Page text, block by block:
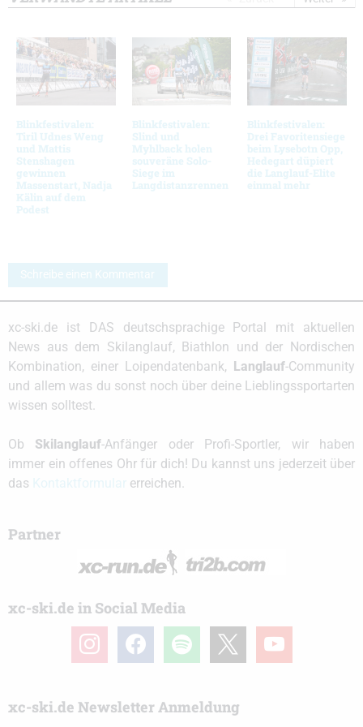
Blinkfestivalen:
Tiril Udnes Weng
und Mattis
Stenshagen
gewinnen
Massenstart, Nadja
Kälin auf dem
Podest
Blinkfestivalen:
Slind und
Myhlback holen
souveräne Solo-
Siege im
Langdistanzrennen
Blinkfestivalen:
Drei Favoritensiege
beim Lysebotn Opp,
Hedegart düpiert
die Langlauf-Elite
einmal mehr
Schreibe einen Kommentar
xc-ski.de ist DAS deutschsprachige Portal mit aktuellen
News aus dem Skilanglauf, Biathlon und der Nordischen
Kombination, einer Loipendatenbank, Langlauf-Community
und allem was du sonst noch über deine Lieblingssportarten
wissen solltest.
Ob Skilanglauf-Anfänger oder Profi-Sportler, wir haben
immer ein offenes Ohr für dich! Du kannst uns jederzeit über
das
erreichen.
Partner
xc-ski.de in Social Media
instagramfacebook spotify youtube
xc-ski.de Newsletter Anmeldung